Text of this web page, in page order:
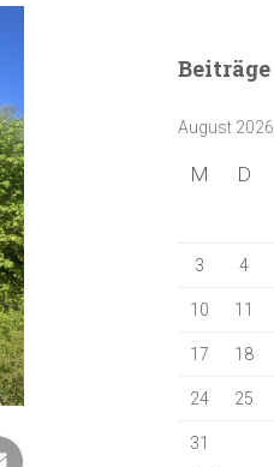
n
a
Beiträge
August 2026
M D
3 4
10 11
17 18
24 25
31